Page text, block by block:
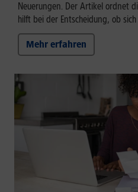
Neuerungen. Der Artikel ordnet
hilft bei der Entscheidung, ob
Mehr erfahren